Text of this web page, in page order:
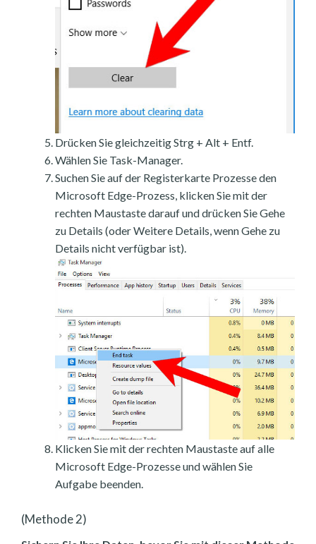
Drücken Sie gleichzeitig Strg + Alt + Entf.
Wählen Sie Task-Manager.
Suchen Sie auf der Registerkarte Prozesse den
Microsoft Edge-Prozess, klicken Sie mit der
rechten Maustaste darauf und drücken Sie Gehe
zu Details (oder Weitere Details, wenn Gehe zu
Details nicht verfügbar ist).
Klicken Sie mit der rechten Maustaste auf alle
Microsoft Edge-Prozesse und wählen Sie
Aufgabe beenden.
(Methode 2)